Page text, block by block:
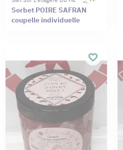
Sorbet POIRE SAFRAN
coupelle individuelle